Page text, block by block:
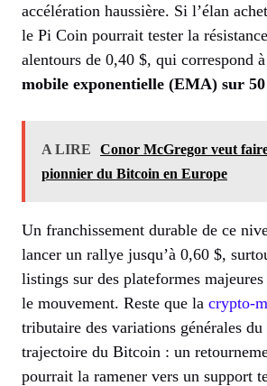
accélération haussière. Si l’élan
le Pi Coin pourrait tester la
alentours de 0,40 $, qui correspond à
mobile exponentielle (EMA) sur
A LIRE
Conor McGregor veut
pionnier du Bitcoin en Europe
Un franchissement durable de ce
lancer un rallye jusqu’à 0,60 $,
listings sur des plateformes
le mouvement. Reste que la crypto-
tributaire des variations générales du
trajectoire du Bitcoin : un
pourrait la ramener vers un support